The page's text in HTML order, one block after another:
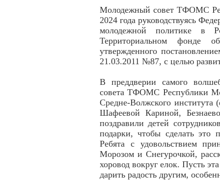
Молодежный совет ТФОМС
2024 года руководствуясь
молодежной политике в
Территориальном фонде
утвержденного
21.03.2011 №87, с целью
В преддверии самого
совета ТФОМС Республики
Средне-Волжского
Шафеевой Кариной,
поздравили детей
подарки, чтобы сделать это
Ребята с удовольствием
Морозом и Снегурочкой,
хоровод вокруг елок. Пусть
дарить радость другим,